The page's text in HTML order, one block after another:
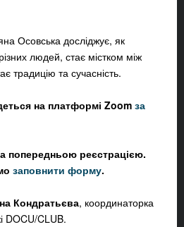
Осовська досліджує, як
людей, стає містком між
традицію та сучасність.
на платформі Zoom за
попередньою реєстрацією.
заповнити форму.
Кондратьєва, координаторка
DOCU/CLUB.